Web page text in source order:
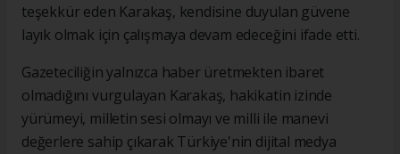
teşekkür eden Karakaş, kendisine duyulan güvene
layık olmak için çalışmaya devam edeceğini ifade etti.
Gazeteciliğin yalnızca haber üretmekten ibaret
olmadığını vurgulayan Karakaş, hakikatin izinde
yürümeyi, milletin sesi olmayı ve milli ile manevi
değerlere sahip çıkarak Türkiye'nin dijital medya